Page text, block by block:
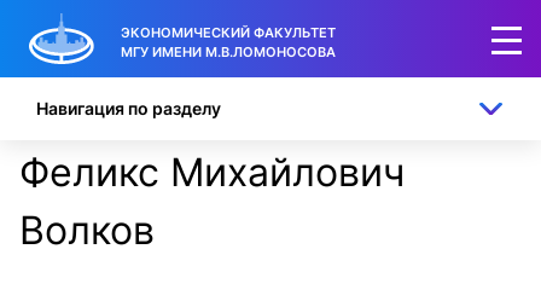
ЭКОНОМИЧЕСКИЙ ФАКУЛЬТЕТ
МГУ ИМЕНИ М.В.ЛОМОНОСОВА
Феликс Михайлович
Волков
Навигация по разделу